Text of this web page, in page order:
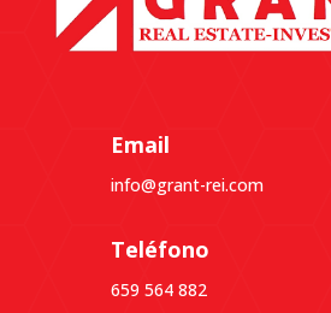
Email
info@grant-rei.com
Teléfono
659 564 882